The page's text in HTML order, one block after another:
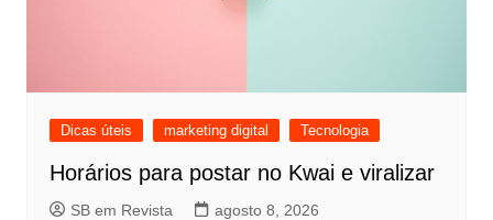
Dicas úteis marketing digital Tecnologia
Horários para postar no Kwai e viralizar
SB em Revista agosto 8, 2026